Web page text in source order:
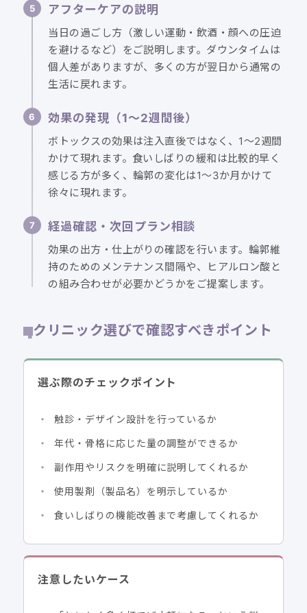
アフターケアの説明
当日の過ごし方（激しい運動・飲酒・顔への圧迫
を避けるなど）をご説明します。ダウンタイムは
個人差がありますが、多くの方が翌日から通常の
生活に戻れます。
効果の発現（1〜2週間後）
ボトックスの効果は注入直後ではなく、1〜2週間
かけて現れます。食いしばりの緩和は比較的早く
感じる方が多く、輪郭の変化は1〜3か月かけて
徐々に現れます。
経過確認・次回プラン相談
効果の出方・仕上がりの確認を行います。輪郭維
持のためのメンテナンス間隔や、ヒアルロン酸と
の組み合わせが必要かどうかをご提案します。
クリニック選びで確認すべきポイント
選ぶ際のチェックポイント
触診・デザイン設計を行っているか
年代・骨格に応じた量の調整ができるか
副作用やリスクを明確に説明してくれるか
使用製剤（製品名）を明示しているか
食いしばりの機能改善まで考慮してくれるか
注意したいケース